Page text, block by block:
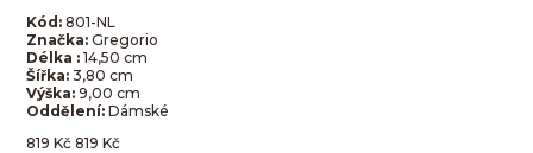
Kód: 801-NL
Značka: Gregorio
Délka :14,50 cm
Šířka:3,80 cm
Výška:9,00 cm
Oddělení:Dámské
819 Kč 819 Kč